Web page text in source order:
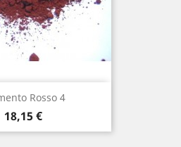
Rosso 4
Prezzo
18,15 €